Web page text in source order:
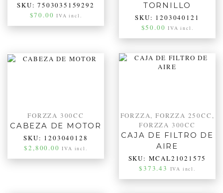
SKU:7503035159292
$70.00 IVA incl.
TORNILLO
SKU: 1203040121
$50.00 IVA incl.
FORZZA 300CC
CABEZA DE MOTOR
SKU: 1203040128
$2,800.00 IVA incl.
FORZZA, FORZZA 250CC ,
FORZZA 300CC
CAJA DE FILTRO DE
AIRE
SKU: MCAL21021575
$373.43 IVA incl.